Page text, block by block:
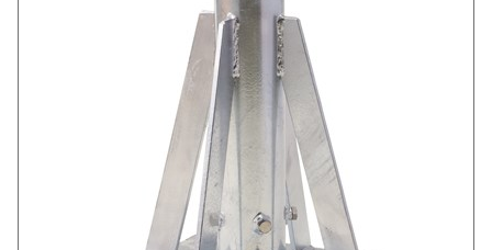
建設サイト・シリーズの 個人データの共同利用について